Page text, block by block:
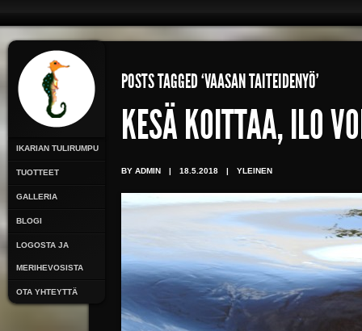
IKARIAN TULIRUMPU
TUOTTEET
GALLERIA
BLOGI
LOGOSTA JA
MERIHEVOSISTA
OTA YHTEYTTÄ
POSTS TAGGED ‘VAASAN TAITEIDENYÖ’
KESÄ KOITTAA, ILO
BY ADMIN | 18.5.2018 | YLEINEN